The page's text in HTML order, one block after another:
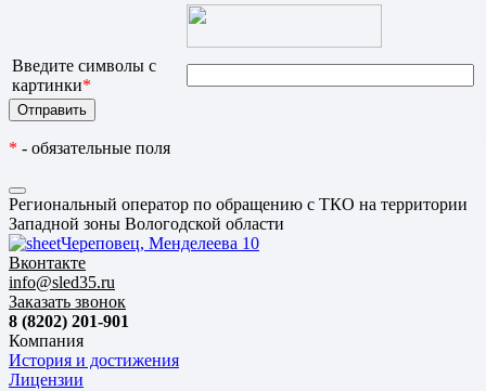
Введите символы с
картинки*
* - обязательные поля
Региональный оператор по обращению с ТКО на территории
Западной зоны Вологодской области
Череповец, Менделеева 10
Вконтакте
info@sled35.ru
Заказать звонок
8 (8202) 201-901
Компания
История и достижения
Лицензии